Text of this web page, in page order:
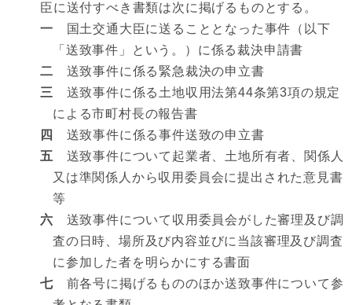
臣に送付すべき書類は次に掲げるものとする。
一 国土交通大臣に送ることとなった事件（以下
「送致事件」という。）に係る裁決申請書
二 送致事件に係る緊急裁決の申立書
三
送致事件に係る土地収用法第44条第3項の規定
による市町村長の報告書
四
送致事件に係る事件送致の申立書
五 送致事件について起業者、土地所有者、関係人
又は準関係人から収用委員会に提出された意見書
等
六 送致事件について収用委員会がした審理及び調
査の日時、場所及び内容並びに当該審理及び調査
に参加した者を明らかにする書面
七前各号に掲げるもののほか送致事件について参